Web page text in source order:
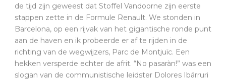
de tijd zijn geweest dat Stoffel Vandoorne zijn eerste
stappen zette in de Formule Renault. We stonden in
Barcelona, op een rijvak van het gigantische ronde punt
aan de haven en ik probeerde er af te rijden in de
richting van de wegwijzers, Parc de Montjuïc. Een
hekken versperde echter de afrit. “No pasaràn!” was een
slogan van de communistische leidster Dolores Ibárruri